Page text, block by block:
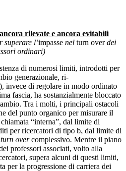
rilevate e ancora evitabili
superare l’impassenel turn overdei
ordinari)
di numerosi limiti, introdotti per
generazionale, ri-
invece di regolare in modo ordinato
fascia, ha sostanzialmente bloccato
Tra i molti, i principali ostacoli
del punto organico per misurare il
“interna”, dal limite di
per ricercatori di tipo b, dal limite di
turn overcomplessivo. Mentre il piano
professori associati, volto alla
supera alcuni di questi limiti,
per la progressione di carriera dei